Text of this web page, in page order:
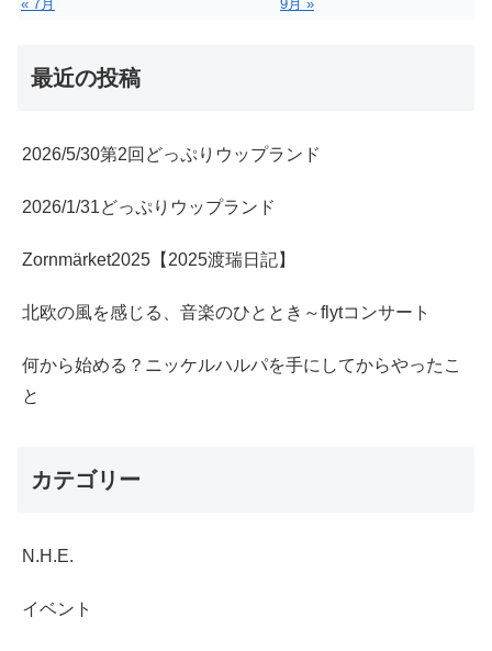
« 7月
9月 »
最近の投稿
2026/5/30第2回どっぷりウップランド
2026/1/31どっぷりウップランド
Zornmärket2025【2025渡瑞日記】
北欧の風を感じる、音楽のひととき～flytコンサート
何から始める？ニッケルハルパを手にしてからやったこ
と
カテゴリー
N.H.E.
イベント